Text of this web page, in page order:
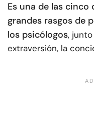
Es una de las cinco
grandes rasgos de
los psicólogos,
extraversión, la